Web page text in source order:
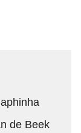
de Beek